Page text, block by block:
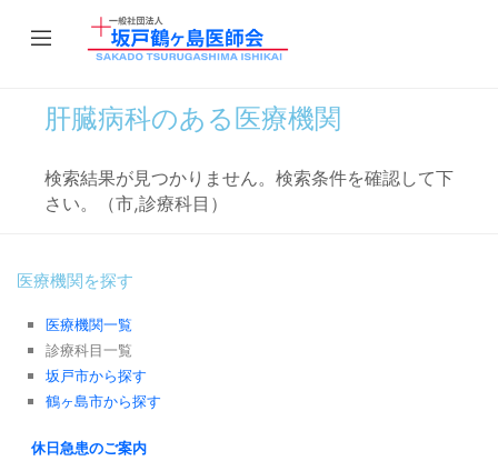
肝臓病科のある医療機関
検索結果が見つかりません。検索条件を確認して下
さい。（市,診療科目）
医療機関を探す
医療機関一覧
診療科目一覧
坂戸市から探す
鶴ヶ島市から探す
休日急患のご案内